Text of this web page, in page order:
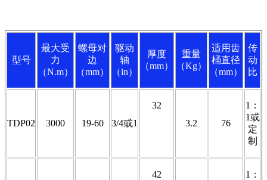
型号
最大受
力
（N.m）
螺母对
边
（mm）
驱动
轴
（in）
厚度
（mm）
重量
（Kg）
适用齿
桶直径
（mm）
传
动
比
TDP02 3000 19-60 3/4或1
32
3.2
76
1：
1或
定
制
42
1：